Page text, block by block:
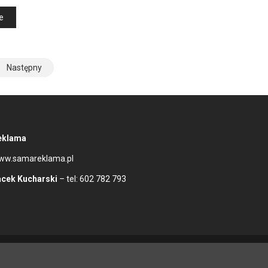
Następny
Kucharski – tel: 602 782 793